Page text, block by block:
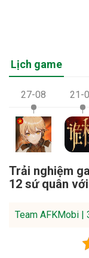
Lịch game
27-08 21-
Trải nghiệm
12 sứ quân
Team AFKMobi